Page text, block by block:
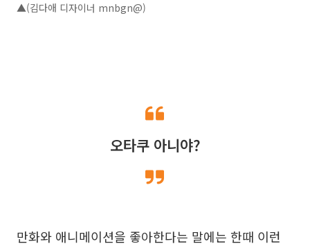
▲(김다애 디자이너 mnbgn@)
오타쿠 아니야?
만화와 애니메이션을 좋아한다는 말에는 한때 이런